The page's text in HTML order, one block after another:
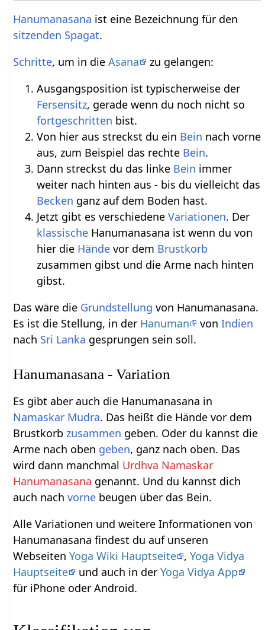
Hanumanasana ist eine Bezeichnung für den
sitzenden Spagat.
Schritte, um in dieAsana
zu gelangen:
Ausgangsposition ist typischerweise der
Fersensitz, gerade wenn du noch nicht so
fortgeschritten bist.
Von hier aus streckst du ein Bein nach vorne
aus, zum Beispiel das rechte Bein.
Dann streckst du das linke Bein immer
weiter nach hinten aus - bis du vielleicht das
Becken ganz auf dem Boden hast.
Jetzt gibt es verschiedeneVariationen. Der
klassische Hanumanasana ist wenn du von
hier die Hände vor dem Brustkorb
zusammen gibst und die Arme nach hinten
gibst.
Das wäre die Grundstellung von Hanumanasana.
Es ist die Stellung, in der Hanuman vonIndien
nach Sri Lanka gesprungen sein soll.
Hanumanasana - Variation
Es gibt aber auch die Hanumanasana in
Namaskar Mudra. Das heißt die Hände vor dem
Brustkorbzusammen geben. Oder du kannst die
Arme nach oben geben, ganz nach oben. Das
wird dann manchmal Urdhva Namaskar
Hanumanasana genannt. Und du kannst dich
auch nachvorne beugen über das Bein.
Alle Variationen und weitere Informationen von
Hanumanasana findest du auf unseren
WebseitenYoga Wiki Hauptseite ,Yoga Vidya
Hauptseite
und auch in derYoga Vidya App
für iPhone oder Android.